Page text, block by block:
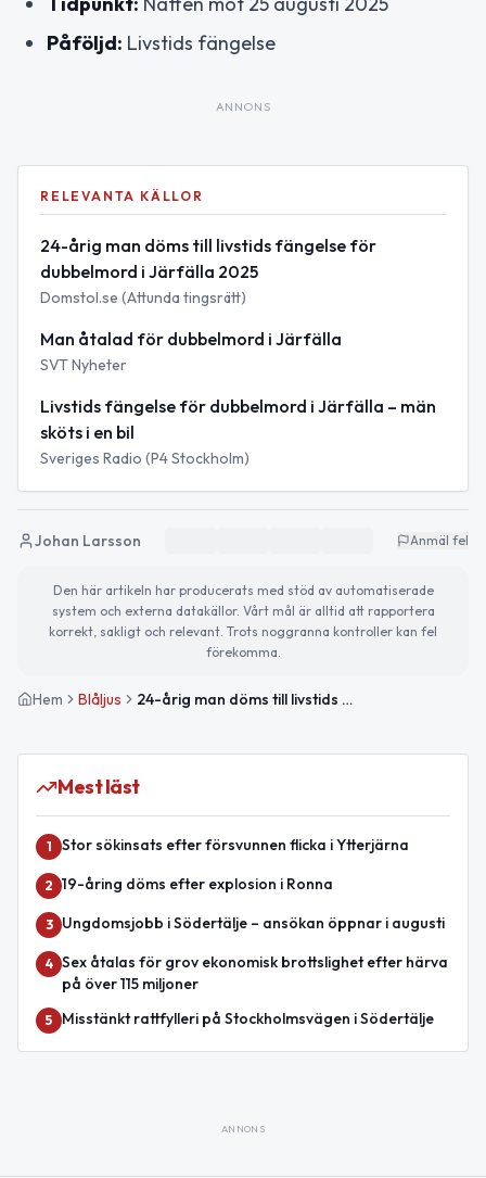
Påföljd: Livstids fängelse
ANNONS
RELEVANTA KÄLLOR
24-årig man döms till livstids fängelse för
dubbelmord i Järfälla 2025
Domstol.se (Attunda tingsrätt)
Man åtalad för dubbelmord i Järfälla
SVT Nyheter
Livstids fängelse för dubbelmord i Järfälla – män
sköts i en bil
Sveriges Radio (P4 Stockholm)
Johan Larsson Anmäl fel
Den här artikeln har producerats med stöd av automatiserade
system och externa datakällor. Vårt mål är alltid att rapportera
korrekt, sakligt och relevant. Trots noggranna kontroller kan fel
förekomma.
Hem Blåljus 24-årig man döms till livstids fängelse för dubbelmord i Järfälla
Mest läst
1 Stor sökinsats efter försvunnen flicka i Ytterjärna
2 19-åring döms efter explosion i Ronna
3 Ungdomsjobb i Södertälje – ansökan öppnar i augusti
4 Sex åtalas för grov ekonomisk brottslighet efter härva
på över 115 miljoner
5 Misstänkt rattfylleri på Stockholmsvägen i Södertälje
ANNONS